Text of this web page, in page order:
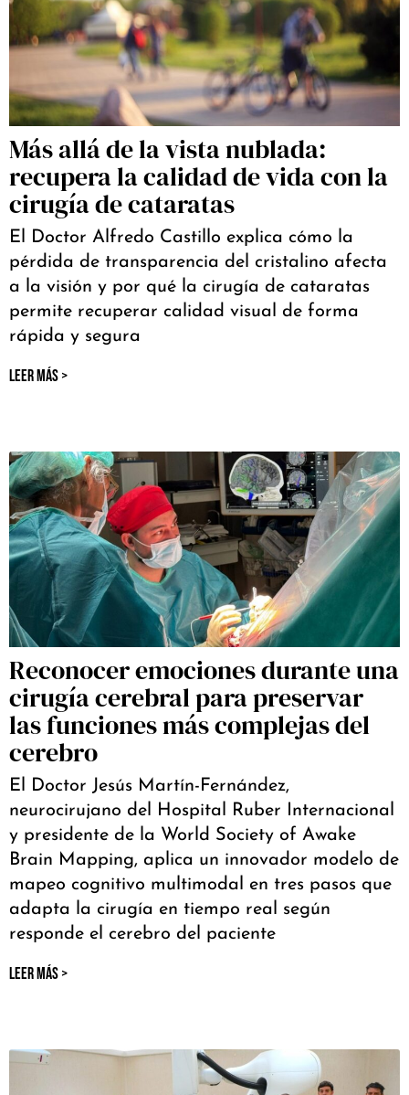
Más allá de la vista nublada:
recupera la calidad de vida con la
cirugía de cataratas
El Doctor Alfredo Castillo explica cómo la
pérdida de transparencia del cristalino afecta
a la visión y por qué la cirugía de cataratas
permite recuperar calidad visual de forma
rápida y segura
LEER MÁS >
Reconocer emociones durante una
cirugía cerebral para preservar
las funciones más complejas del
cerebro
El Doctor Jesús Martín-Fernández,
neurocirujano del Hospital Ruber Internacional
y presidente de la World Society of Awake
Brain Mapping, aplica un innovador modelo de
mapeo cognitivo multimodal en tres pasos que
adapta la cirugía en tiempo real según
responde el cerebro del paciente
LEER MÁS >